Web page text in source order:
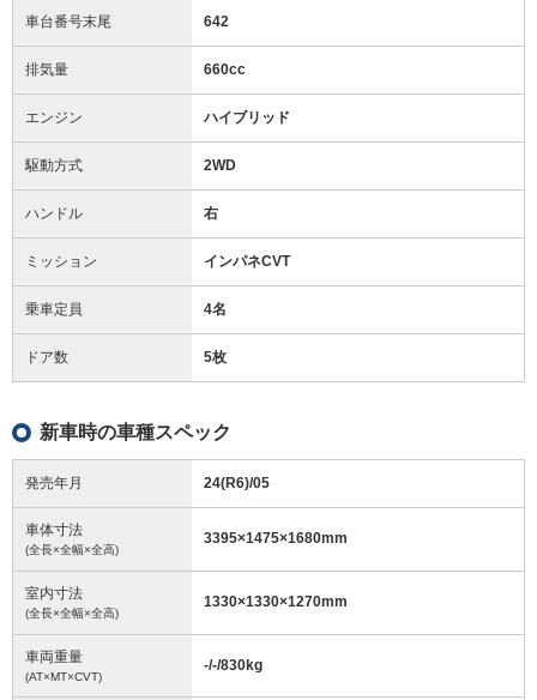
車台番号末尾 642
排気量 660cc
エンジン ハイブリッド
駆動方式 2WD
ハンドル 右
ミッション インパネCVT
乗車定員 4名
ドア数 5枚
新車時の車種スペック
発売年月 24(R6)/05
車体寸法
(全長×全幅×全高)
3395×1475×1680mm
室内寸法
(全長×全幅×全高)
1330×1330×1270mm
車両重量
(AT×MT×CVT)
-/-/830kg